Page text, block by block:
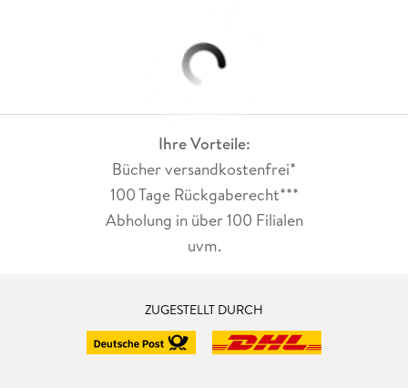
Ihre Vorteile:
Bücher versandkostenfrei*
100 Tage Rückgaberecht***
Abholung in über 100 Filialen
uvm.
ZUGESTELLT DURCH